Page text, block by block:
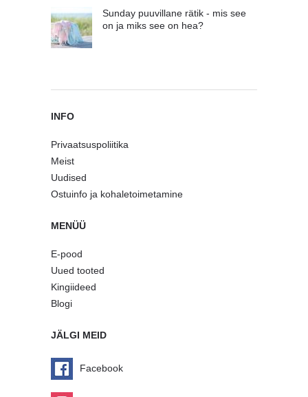
Sunday puuvillane rätik - mis see
on ja miks see on hea?
INFO
Privaatsuspoliitika
Meist
Uudised
Ostuinfo ja kohaletoimetamine
MENÜÜ
E-pood
Uued tooted
Kingiideed
Blogi
JÄLGI MEID
Facebook